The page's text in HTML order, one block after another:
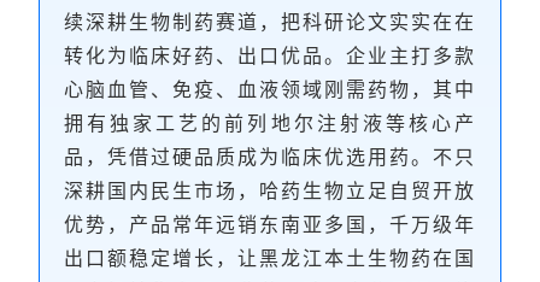
续深耕生物制药赛道，把科研论文实实在在
转化为临床好药、出口优品。企业主打多款
心脑血管、免疫、血液领域刚需药物，其中
拥有独家工艺的前列地尔注射液等核心产
品，凭借过硬品质成为临床优选用药。不只
深耕国内民生市场，哈药生物立足自贸开放
优势，产品常年远销东南亚多国，千万级年
出口额稳定增长，让黑龙江本土生物药在国